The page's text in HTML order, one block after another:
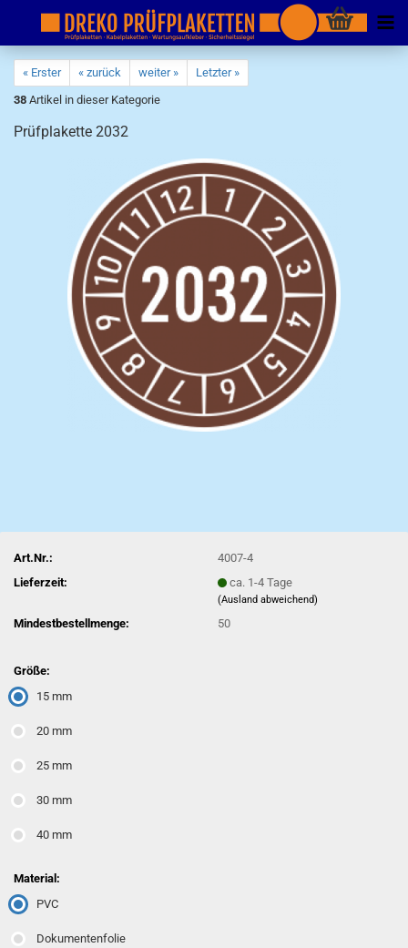
« Erster « zurück weiter »
Letzter »
38 Artikel in dieser Kategorie
Prüfplakette 2032
Art.Nr.:
4007-4
Lieferzeit:
ca. 1-4 Tage
(Ausland abweichend)
Mindestbestellmenge: 50
Größe:
15 mm
20 mm
25 mm
30 mm
40 mm
Material:
PVC
Dokumentenfolie